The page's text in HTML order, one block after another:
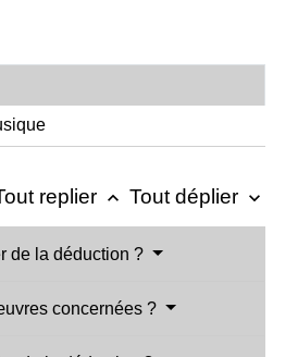
replier keyboard_arrow_up Tout déplier keyboard_arrow_down
de la déduction ?
concernées ?